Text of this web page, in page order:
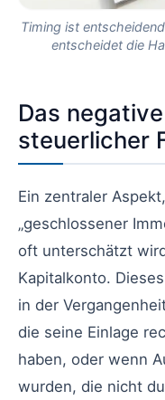
Timing ist
entscheidet die
Das
steuerlicher
Ein zentraler
„geschlossener
oft unterschätzt
Kapitalkonto.
in der
die seine Einlage
haben, oder wenn
wurden, die nicht